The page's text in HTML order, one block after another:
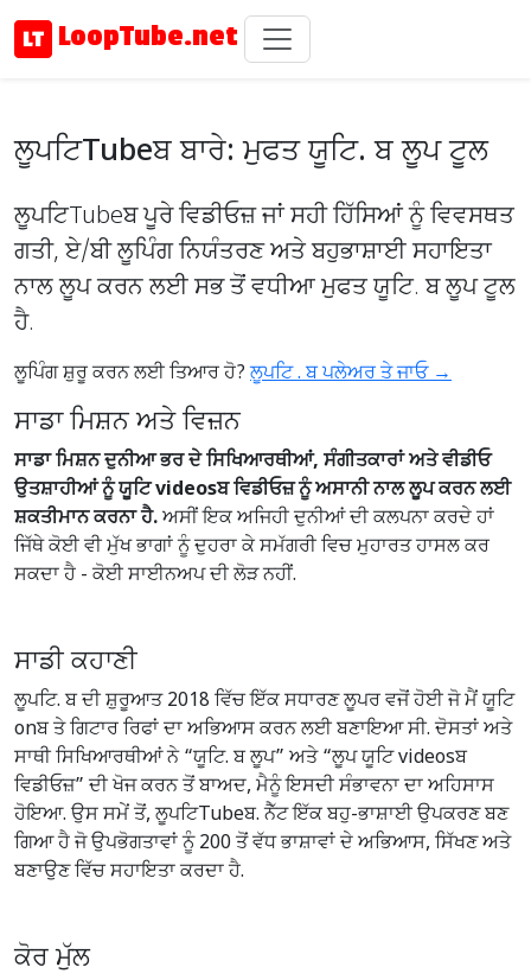
LoopTube.net
ਲੂਪਟਿTubeਬ ਬਾਰੇ: ਮੁਫਤ ਯੂਟਿ. ਬ ਲੂਪ ਟੂਲ
ਲੂਪਟਿTubeਬ ਪੂਰੇ ਵਿਡੀਓਜ਼ ਜਾਂ ਸਹੀ ਹਿੱਸਿਆਂ ਨੂੰ ਵਿਵਸਥਤ
ਗਤੀ, ਏ/ਬੀ ਲੂਪਿੰਗ ਨਿਯੰਤਰਣ ਅਤੇ ਬਹੁਭਾਸ਼ਾਈ ਸਹਾਇਤਾ
ਨਾਲ ਲੂਪ ਕਰਨ ਲਈ ਸਭ ਤੋਂ ਵਧੀਆ ਮੁਫਤ ਯੂਟਿ. ਬ ਲੂਪ ਟੂਲ
ਹੈ.
ਲੂਪਿੰਗ ਸ਼ੁਰੂ ਕਰਨ ਲਈ ਤਿਆਰ ਹੋ?ਲੂਪਟਿ . ਬ ਪਲੇਅਰ ਤੇ ਜਾਓ →
ਸਾਡਾ ਮਿਸ਼ਨ ਅਤੇ ਵਿਜ਼ਨ
ਸਾਡਾ ਮਿਸ਼ਨ ਦੁਨੀਆ ਭਰ ਦੇ ਸਿਖਿਆਰਥੀਆਂ, ਸੰਗੀਤਕਾਰਾਂ ਅਤੇ ਵੀਡੀਓ
ਉਤਸ਼ਾਹੀਆਂ ਨੂੰ ਯੂਟਿ videosਬ ਵਿਡੀਓਜ਼ ਨੂੰ ਅਸਾਨੀ ਨਾਲ ਲੂਪ ਕਰਨ ਲਈ
ਸ਼ਕਤੀਮਾਨ ਕਰਨਾ ਹੈ.ਅਸੀਂ ਇਕ ਅਜਿਹੀ ਦੁਨੀਆਂ ਦੀ ਕਲਪਨਾ ਕਰਦੇ ਹਾਂ
ਜਿੱਥੇ ਕੋਈ ਵੀ ਮੁੱਖ ਭਾਗਾਂ ਨੂੰ ਦੁਹਰਾ ਕੇ ਸਮੱਗਰੀ ਵਿਚ ਮੁਹਾਰਤ ਹਾਸਲ ਕਰ
ਸਕਦਾ ਹੈ - ਕੋਈ ਸਾਈਨਅਪ ਦੀ ਲੋੜ ਨਹੀਂ.
ਸਾਡੀ ਕਹਾਣੀ
ਲੂਪਟਿ. ਬ ਦੀ ਸ਼ੁਰੂਆਤ 2018 ਵਿੱਚ ਇੱਕ ਸਧਾਰਣ ਲੂਪਰ ਵਜੋਂ ਹੋਈ ਜੋ ਮੈਂ ਯੂਟਿ
onਬ ਤੇ ਗਿਟਾਰ ਰਿਫਾਂ ਦਾ ਅਭਿਆਸ ਕਰਨ ਲਈ ਬਣਾਇਆ ਸੀ. ਦੋਸਤਾਂ ਅਤੇ
ਸਾਥੀ ਸਿਖਿਆਰਥੀਆਂ ਨੇ “ਯੂਟਿ. ਬ ਲੂਪ” ਅਤੇ “ਲੂਪ ਯੂਟਿ videosਬ
ਵਿਡੀਓਜ਼” ਦੀ ਖੋਜ ਕਰਨ ਤੋਂ ਬਾਅਦ, ਮੈਨੂੰ ਇਸਦੀ ਸੰਭਾਵਨਾ ਦਾ ਅਹਿਸਾਸ
ਹੋਇਆ. ਉਸ ਸਮੇਂ ਤੋਂ, ਲੂਪਟਿTubeਬ. ਨੈੱਟ ਇੱਕ ਬਹੁ-ਭਾਸ਼ਾਈ ਉਪਕਰਣ ਬਣ
ਗਿਆ ਹੈ ਜੋ ਉਪਭੋਗਤਾਵਾਂ ਨੂੰ 200 ਤੋਂ ਵੱਧ ਭਾਸ਼ਾਵਾਂ ਦੇ ਅਭਿਆਸ, ਸਿੱਖਣ ਅਤੇ
ਬਣਾਉਣ ਵਿੱਚ ਸਹਾਇਤਾ ਕਰਦਾ ਹੈ.
ਕੋਰ ਮੁੱਲ